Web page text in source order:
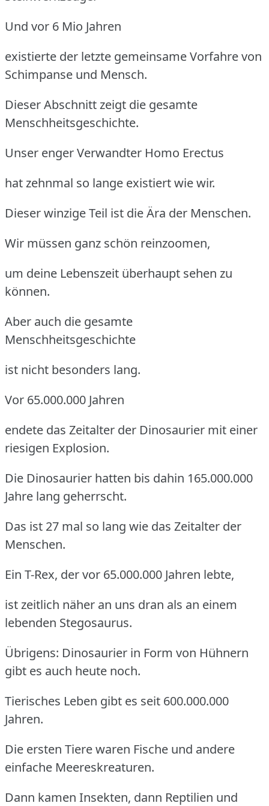
Und vor 6 Mio Jahren
existierte der letzte gemeinsame Vorfahre von
Schimpanse und Mensch.
Dieser Abschnitt zeigt die gesamte
Menschheitsgeschichte.
Unser enger Verwandter Homo Erectus
hat zehnmal so lange existiert wie wir.
Dieser winzige Teil ist die Ära der Menschen.
Wir müssen ganz schön reinzoomen,
um deine Lebenszeit überhaupt sehen zu
können.
Aber auch die gesamte
Menschheitsgeschichte
ist nicht besonders lang.
Vor 65.000.000 Jahren
endete das Zeitalter der Dinosaurier mit einer
riesigen Explosion.
Die Dinosaurier hatten bis dahin 165.000.000
Jahre lang geherrscht.
Das ist 27 mal so lang wie das Zeitalter der
Menschen.
Ein T-Rex, der vor 65.000.000 Jahren lebte,
ist zeitlich näher an uns dran als an einem
lebenden Stegosaurus.
Übrigens: Dinosaurier in Form von Hühnern
gibt es auch heute noch.
Tierisches Leben gibt es seit 600.000.000
Jahren.
Die ersten Tiere waren Fische und andere
einfache Meereskreaturen.
Dann kamen Insekten, dann Reptilien und